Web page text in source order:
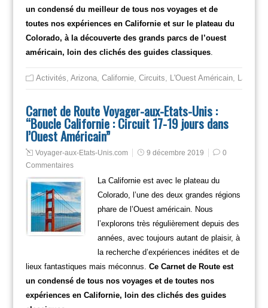
un condensé du meilleur de tous nos voyages et de
toutes nos expériences en Californie et sur le plateau du
Colorado, à la découverte des grands parcs de l’ouest
américain, loin des clichés des guides classiques.
Activités Arizona, Californie, Circuits L'Ouest Américain, Las
Carnet de Route Voyager-aux-Etats-Unis :
“Boucle Californie : Circuit 17-19 jours dans
l’Ouest Américain”
Voyager-aux-Etats-Unis.com 9 décembre 2019
0
Commentaires
La Californie est avec le plateau du
Colorado, l’une des deux grandes régions
phare de l’Ouest américain. Nous
l’explorons très régulièrement depuis des
années, avec toujours autant de plaisir, à
la recherche d’expériences inédites et de
lieux fantastiques mais méconnus. Ce Carnet de Route est
un condensé de tous nos voyages et de toutes nos
expériences en Californie, loin des clichés des guides